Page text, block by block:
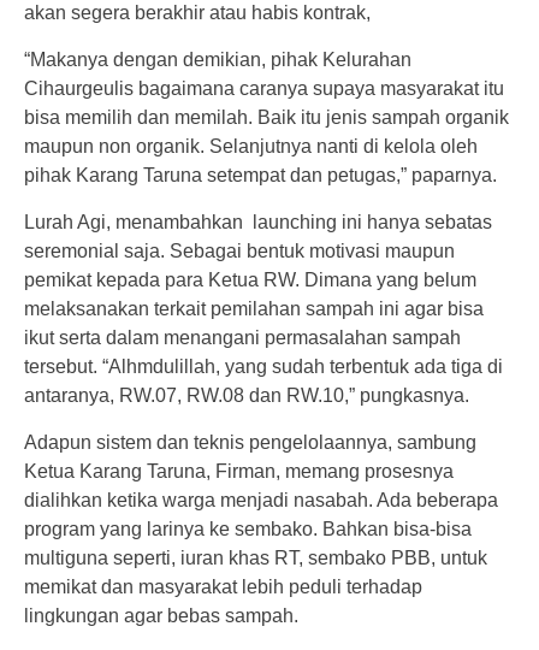
akan segera berakhir atau habis kontrak,
“Makanya dengan demikian, pihak Kelurahan
Cihaurgeulis bagaimana caranya supaya masyarakat itu
bisa memilih dan memilah. Baik itu jenis sampah organik
maupun non organik. Selanjutnya nanti di kelola oleh
pihak Karang Taruna setempat dan petugas,” paparnya.
Lurah Agi, menambahkan launching ini hanya sebatas
seremonial saja. Sebagai bentuk motivasi maupun
pemikat kepada para Ketua RW. Dimana yang belum
melaksanakan terkait pemilahan sampah ini agar bisa
ikut serta dalam menangani permasalahan sampah
tersebut. “Alhmdulillah, yang sudah terbentuk ada tiga di
antaranya, RW.07, RW.08 dan RW.10,” pungkasnya.
Adapun sistem dan teknis pengelolaannya, sambung
Ketua Karang Taruna, Firman, memang prosesnya
dialihkan ketika warga menjadi nasabah. Ada beberapa
program yang larinya ke sembako. Bahkan bisa-bisa
multiguna seperti, iuran khas RT, sembako PBB, untuk
memikat dan masyarakat lebih peduli terhadap
lingkungan agar bebas sampah.